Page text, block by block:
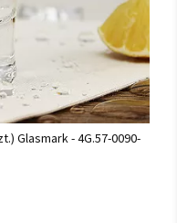
Glasmark - 4G.57-0090-